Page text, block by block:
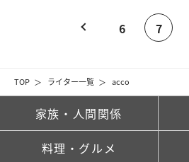
TOP ライター一覧 acco
6 7
家族・人間関係
料理・グルメ